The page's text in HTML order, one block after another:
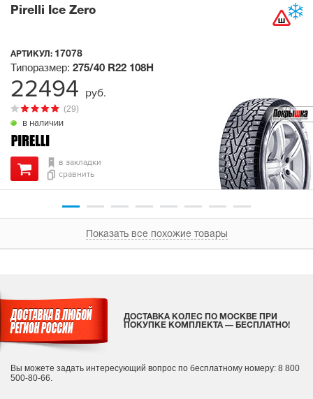
Pirelli Ice Zero
АРТИКУЛ: 17078
в наличии
(29)
Типоразмер: 275/40 R22 108H
в закладки
сравнить
22494 руб.
Показать все похожие товары
ДОСТАВКА КОЛЕС ПО МОСКВЕ ПРИ
ПОКУПКЕ КОМПЛЕКТА — БЕСПЛАТНО!
Вы можете задать интересующий вопрос по бесплатному номеру: 8 800
500-80-66.